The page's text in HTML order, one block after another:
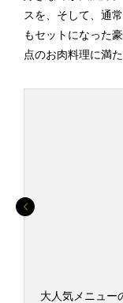
スを、そして、通
もセットになった
点のお肉料理に満
大人気メニュ